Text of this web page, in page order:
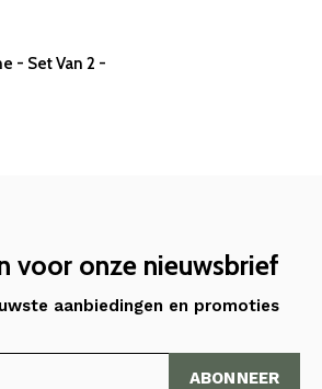
- Set Van 2 -
voor onze nieuwsbrief
aanbiedingen en promoties
ABONNEER